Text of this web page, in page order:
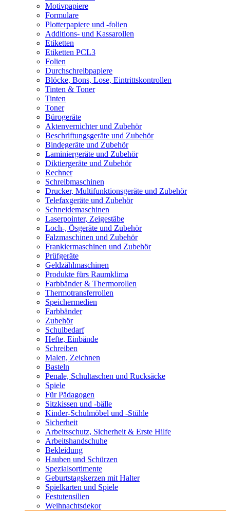
Motivpapiere
Formulare
Plotterpapiere und -folien
Additions- und Kassarollen
Etiketten
Etiketten PCL3
Folien
Durchschreibpapiere
Blöcke, Bons, Lose, Eintrittskontrollen
Tinten & Toner
Tinten
Toner
Bürogeräte
Aktenvernichter und Zubehör
Beschriftungsgeräte und Zubehör
Bindegeräte und Zubehör
Laminiergeräte und Zubehör
Diktiergeräte und Zubehör
Rechner
Schreibmaschinen
Drucker, Multifunktionsgeräte und Zubehör
Telefaxgeräte und Zubehör
Schneidemaschinen
Laserpointer, Zeigestäbe
Loch-, Ösgeräte und Zubehör
Falzmaschinen und Zubehör
Frankiermaschinen und Zubehör
Prüfgeräte
Geldzählmaschinen
Produkte fürs Raumklima
Farbbänder & Thermorollen
Thermotransferrollen
Speichermedien
Farbbänder
Zubehör
Schulbedarf
Hefte, Einbände
Schreiben
Malen, Zeichnen
Basteln
Penale, Schultaschen und Rucksäcke
Spiele
Für Pädagogen
Sitzkissen und -bälle
Kinder-Schulmöbel und -Stühle
Sicherheit
Arbeitsschutz, Sicherheit & Erste Hilfe
Arbeitshandschuhe
Bekleidung
Hauben und Schürzen
Spezialsortimente
Geburtstagskerzen mit Halter
Spielkarten und Spiele
Festutensilien
Weihnachtsdekor